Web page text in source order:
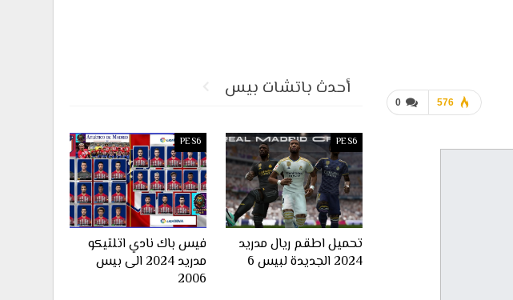
0 576
أحدث باتشات بيس
PES6
تحميل اطقم ريال مدريد
2024 الجديدة لبيس 6
PES6
فيس باك نادي اتلتيكو
مدريد 2024 الى بيس
2006